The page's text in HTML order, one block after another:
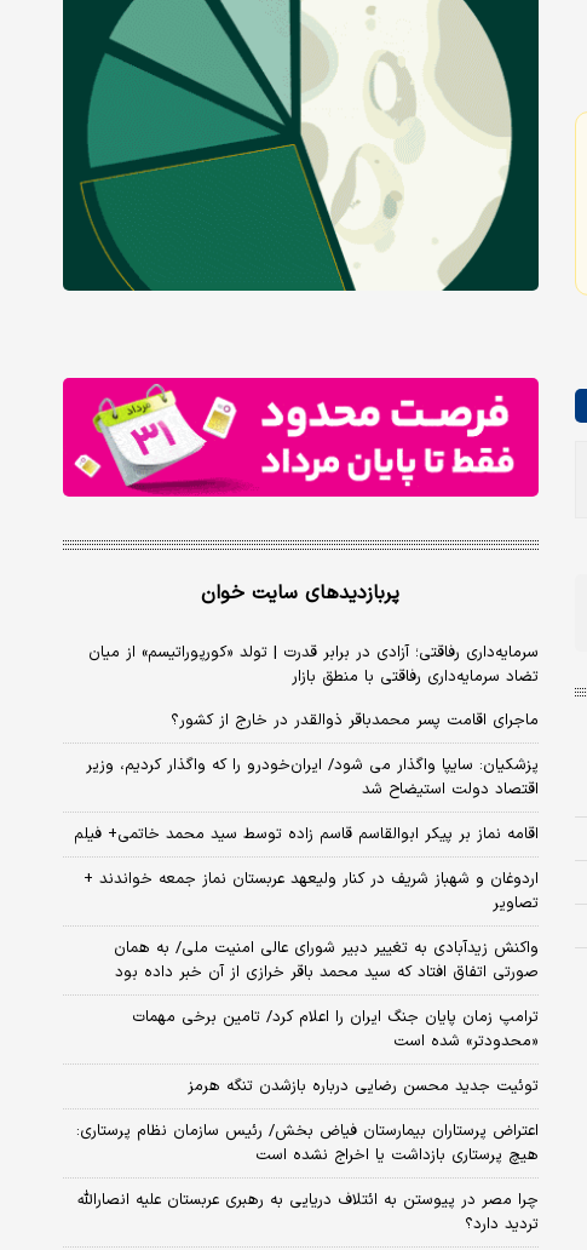
پربازدیدهای سایت خوان
سرمایه‌داری رفاقتی؛ آزادی در برابر قدرت | تولد «کورپوراتیسم» از میان
تضاد سرمایه‌داری رفاقتی با منطق بازار
ماجرای اقامت پسر محمدباقر ذوالقدر در خارج از کشور؟
پزشکیان: سایپا واگذار می شود/ ایران‌خودرو را که واگذار کردیم، وزیر
اقتصاد دولت استیضاح شد
اقامه نماز بر پیکر ابوالقاسم قاسم زاده توسط سید محمد خاتمی+ فیلم
اردوغان و شهباز شریف در کنار ولیعهد عربستان نماز جمعه خواندند +
تصاویر
واکنش زیدآبادی به تغییر دبیر شورای عالی امنیت ملی/ به همان
صورتی اتفاق افتاد که سید محمد باقر خرازی از آن خبر داده بود
ترامپ زمان پایان جنگ ایران را اعلام کرد/ تامین برخی مهمات
«محدودتر» شده است
توئیت جدید محسن رضایی درباره بازشدن تنگه هرمز
اعتراض پرستاران بیمارستان فیاض بخش/ رئیس سازمان نظام پرستاری:
هیچ پرستاری بازداشت یا اخراج نشده است
چرا مصر در پیوستن به ائتلاف دریایی به رهبری عربستان علیه انصارالله
تردید دارد؟